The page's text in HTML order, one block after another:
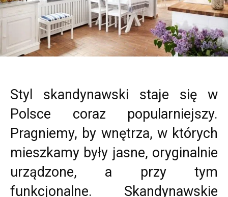
Styl skandynawski staje się w
Polsce coraz popularniejszy.
Pragniemy, by wnętrza, w których
mieszkamy były jasne, oryginalnie
urządzone, a przy tym
funkcjonalne. Skandynawskie